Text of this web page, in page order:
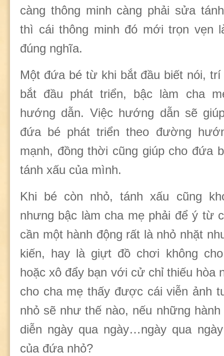
càng thông minh càng phải sửa
thì cái thông minh đó mới trọn vẹn
đúng nghĩa.
Một đứa bé từ khi bắt đầu biết nói, trí
bắt đầu phát triển, bậc làm cha
hướng dẫn. Việc hướng dẫn sẽ
đứa bé phát triển theo đường
mạnh, đồng thời cũng giúp cho đứa
tánh xấu của mình.
Khi bé còn nhỏ, tánh xấu cũng
nhưng bậc làm cha mẹ phải để ý từ
cần một hành động rất là nhỏ nhặt
kiến, hay là giựt đồ chơi không
hoặc xô đẩy bạn với cử chỉ thiếu hòa
cho cha mẹ thấy được cái viễn ảnh
nhỏ sẽ như thế nào, nếu những
diễn ngày qua ngày…ngày qua
của đứa nhỏ?